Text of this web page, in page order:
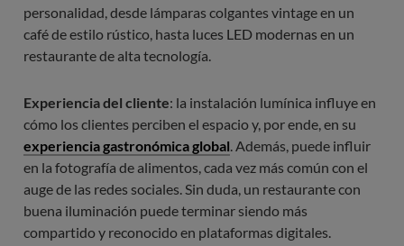
personalidad, desde lámparas colgantes vintage en un
café de estilo rústico, hasta luces LED modernas en un
restaurante de alta tecnología.
Experiencia del cliente: la instalación lumínica influye en
cómo los clientes perciben el espacio y, por ende, en su
experiencia gastronómica global . Además, puede influir
en la fotografía de alimentos, cada vez más común con el
auge de las redes sociales. Sin duda, un restaurante con
buena iluminación puede terminar siendo más
compartido y reconocido en plataformas digitales.